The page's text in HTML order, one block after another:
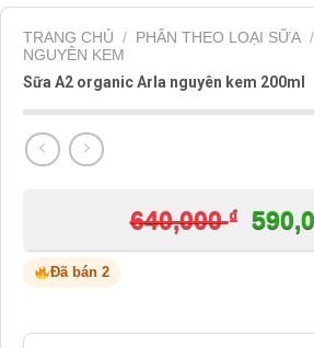
TRANG CHỦ / PHÂN THEO LOẠI SỮA /
NGUYÊN KEM
Sữa A2 organic Arla nguyên kem 200ml
640,000₫
Giá
gốc
Đã bán 2